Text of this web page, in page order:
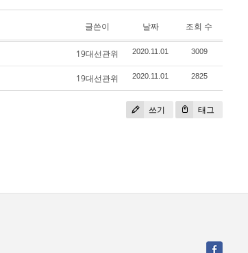
글쓴이 날짜 조회 수
19대선관위 2020.11.01 3009
19대선관위 2020.11.01 2825
쓰기 태그